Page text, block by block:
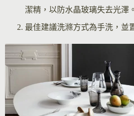
潔精，以防水晶玻璃失去光澤。
最佳建議洗滌方式為手洗，並